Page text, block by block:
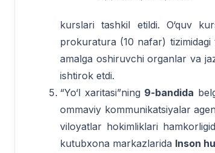
kurslari tashkil etildi. O‘quv
prokuratura (10 nafar)
amalga oshiruvchi organlar va
ishtirok etdi.
“Yo‘l xaritasi”ning 9-bandida
ommaviy kommunikatsiyalar
viloyatlar hokimliklari
kutubxona markazlarida Inson